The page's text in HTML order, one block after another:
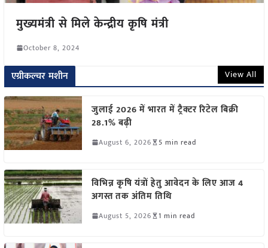
मुख्यमंत्री से मिले केन्द्रीय कृषि मंत्री
October 8, 2024
एग्रीकल्चर मशीन View All
जुलाई 2026 में भारत में ट्रैक्टर रिटेल बिक्री
28.1% बढ़ी
August 6, 2026 5 min read
विभिन्न कृषि यंत्रों हेतु आवेदन के लिए आज 4
अगस्त तक अंतिम तिथि
August 5, 2026 1 min read